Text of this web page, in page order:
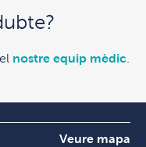
nostre equip mèdic.
Veure mapa